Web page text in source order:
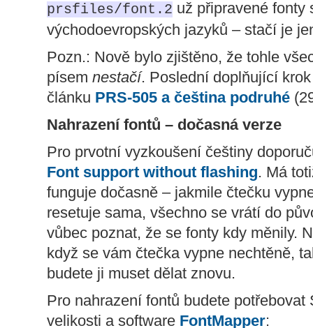
prsfiles/font.2 už připravené fonty
východoevropských jazyků – stačí je
Pozn.: Nově bylo zjištěno, že tohle
písem nestačí. Poslední doplňující
článku PRS-505 a čeština podruhé
Nahrazení fontů – dočasná verze
Pro prvotní vyzkoušení češtiny
Font support without flashing. Má
funguje dočasně – jakmile čtečku
resetuje sama, všechno se vrátí do
vůbec poznat, že se fonty kdy měnily.
když se vám čtečka vypne nechtěně,
budete ji muset dělat znovu.
Pro nahrazení fontů budete potřebovat
velikosti a software FontMapper: